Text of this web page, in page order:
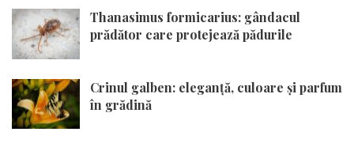
Thanasimus formicarius: gândacul
prădător care protejează pădurile
Crinul galben: eleganță, culoare și parfum
în grădină